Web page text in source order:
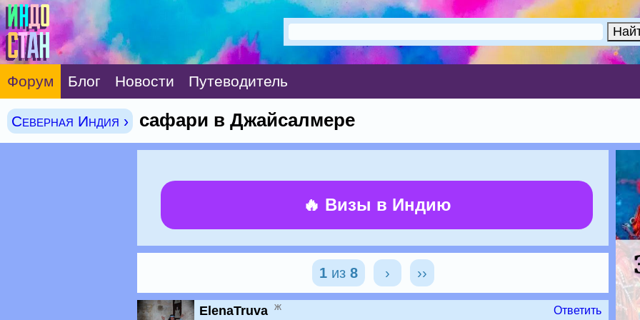
Форум Блог Новости Путеводитель
Северная Индия › сафари в Джайсалмере
🔥 Визы в Индию
1из 8 › ››
ElenaTruva ж Ответить